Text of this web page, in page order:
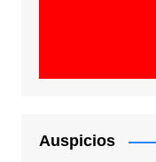
Auspicios